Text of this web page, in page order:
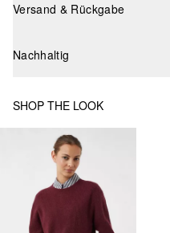
Versand & Rückgabe
Nachhaltig
SHOP THE LOOK